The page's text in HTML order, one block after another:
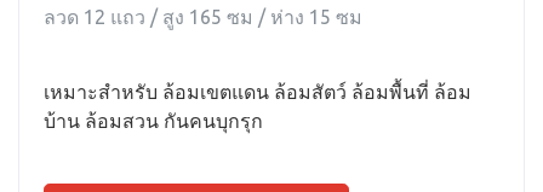
ลวด 12 แถว / สูง 165 ซม / ห่าง 15 ซม
เหมาะสำหรับ ล้อมเขตแดน ล้อมสัตว์ ล้อมพื้นที่ ล้อม
บ้าน ล้อมสวน กันคนบุกรุก